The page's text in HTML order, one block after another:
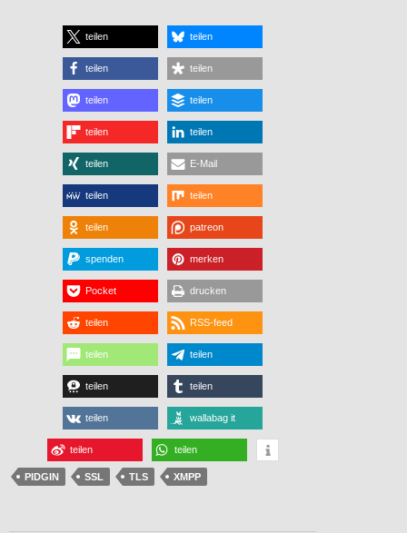
teilen teilen
teilen teilen
teilen teilen
teilen teilen
teilen E-Mail
teilen teilen
teilen patreon
spenden merken
Pocket drucken
teilen RSS-feed
teilen teilen
teilen teilen
teilen wallabag it
teilen teilen
PIDGIN SSL TLS XMPP